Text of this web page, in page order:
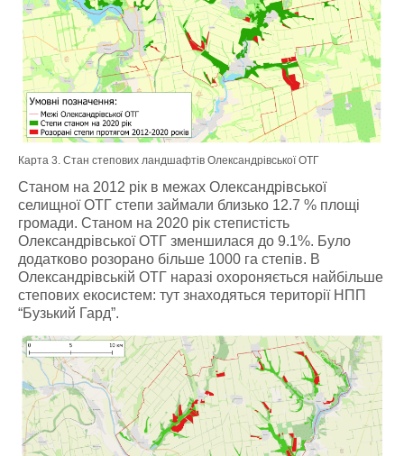
Карта 3. Стан степових ландшафтів Олександрівської ОТГ
Станом на 2012 рік в межах Олександрівської
селищної ОТГ степи займали близько 12.7 % площі
громади. Станом на 2020 рік степистість
Олександрівської ОТГ зменшилася до 9.1%. Було
додатково розорано більше 1000 га степів. В
Олександрівській ОТГ наразі охороняється найбільше
степових екосистем: тут знаходяться території НПП
“Бузький Гард”.